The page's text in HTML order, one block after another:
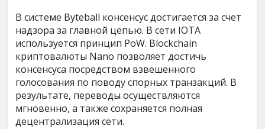
В системе Byteball консенсус достигается за счет
надзора за главной цепью. В сети IOTA
используется принцип PoW. Blockchain
криптовалюты Nano позволяет достичь
консенсуса посредством взвешенного
голосования по поводу спорных транзакций. В
результате, переводы осуществляются
мгновенно, а также сохраняется полная
децентрализация сети.